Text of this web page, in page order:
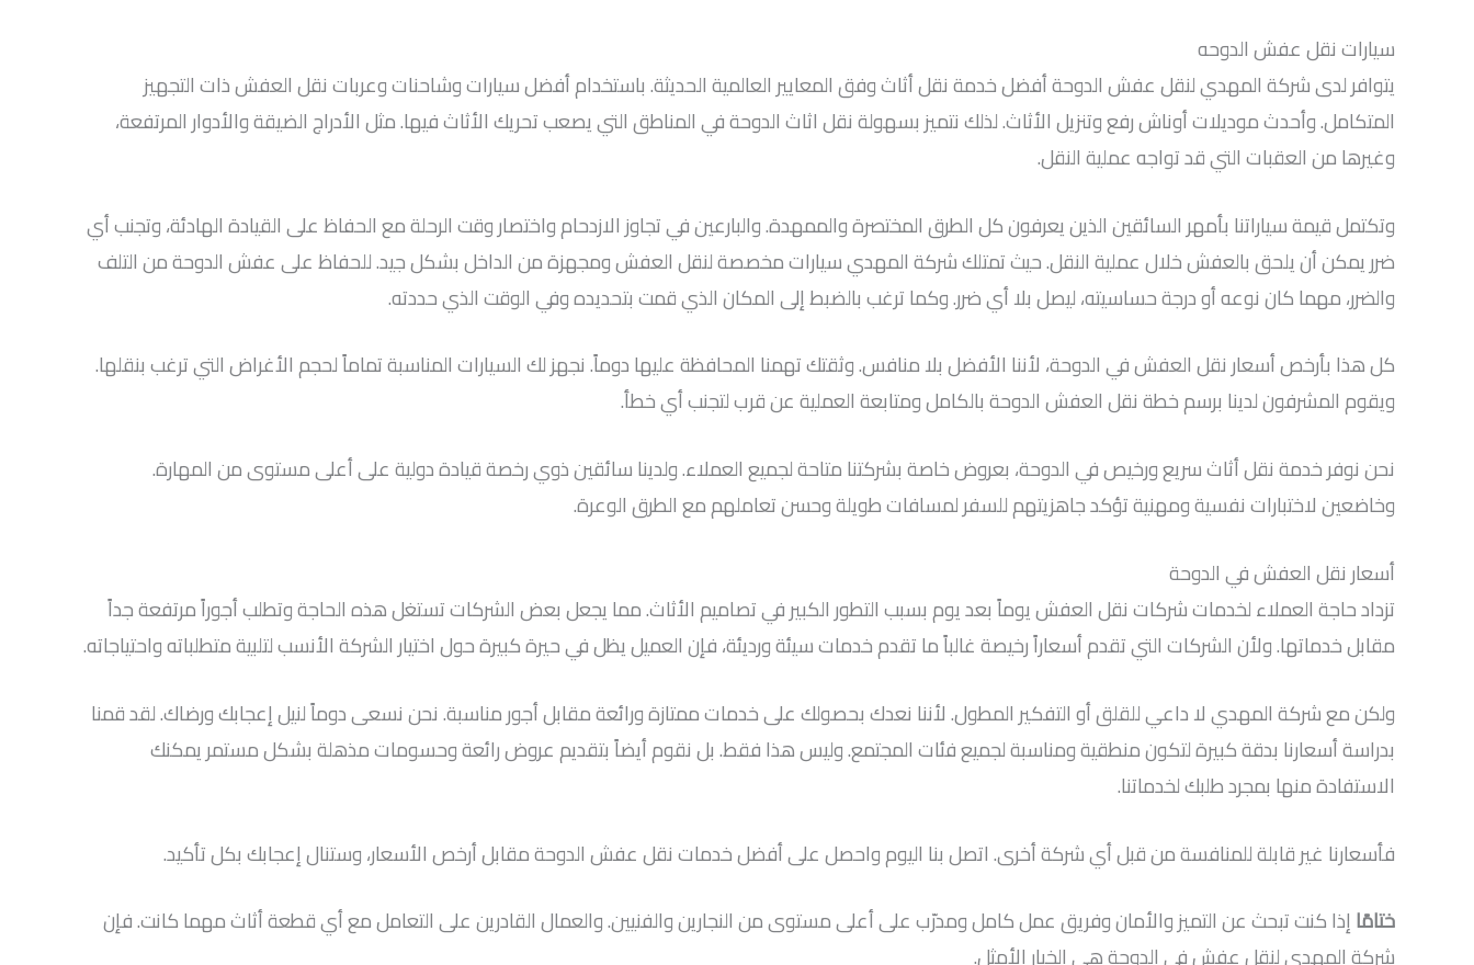
سيارات نقل عفش الدوحه
يتوافر لدى شركة المهدي لنقل عفش الدوحة أفضل خدمة نقل أثاث وفق المعايير العالمية الحديثة. باستخدام أفضل سيارات وشاحنات وعربات نقل العفش ذات التجهيز
المتكامل. وأحدث موديلات أوناش رفع وتنزيل الأثاث. لذلك نتميز بسهولة نقل اثاث الدوحة في المناطق التي يصعب تحريك الأثاث فيها. مثل الأدراج الضيقة والأدوار المرتفعة،
وغيرها من العقبات التي قد تواجه عملية النقل.
وتكتمل قيمة سياراتنا بأمهر السائقين الذين يعرفون كل الطرق المختصرة والممهدة. والبارعين في تجاوز الازدحام واختصار وقت الرحلة مع الحفاظ على القيادة الهادئة، وتجنب أي
ضرر يمكن أن يلحق بالعفش خلال عملية النقل. حيث تمتلك شركة المهدي سيارات مخصصة لنقل العفش ومجهزة من الداخل بشكل جيد. للحفاظ على عفش الدوحة من التلف
والضرر، مهما كان نوعه أو درجة حساسيته، ليصل بلا أي ضرر. وكما ترغب بالضبط إلى المكان الذي قمت بتحديده وفي الوقت الذي حددته.
كل هذا بأرخص أسعار نقل العفش في الدوحة، لأننا الأفضل بلا منافس. وثقتك تهمنا المحافظة عليها دوماً. نجهز لك السيارات المناسبة تماماً لحجم الأغراض التي ترغب بنقلها.
ويقوم المشرفون لدينا برسم خطة نقل العفش الدوحة بالكامل ومتابعة العملية عن قرب لتجنب أي خطأ.
نحن نوفر خدمة نقل أثاث سريع ورخيص في الدوحة، بعروض خاصة بشركتنا متاحة لجميع العملاء. ولدينا سائقين ذوي رخصة قيادة دولية على أعلى مستوى من المهارة.
وخاضعين لاختبارات نفسية ومهنية تؤكد جاهزيتهم للسفر لمسافات طويلة وحسن تعاملهم مع الطرق الوعرة.
أسعار نقل العفش في الدوحة
تزداد حاجة العملاء لخدمات شركات نقل العفش يوماً بعد يوم بسبب التطور الكبير في تصاميم الأثاث. مما يجعل بعض الشركات تستغل هذه الحاجة وتطلب أجوراً مرتفعة جداً
مقابل خدماتها. ولأن الشركات التي تقدم أسعاراً رخيصة غالباً ما تقدم خدمات سيئة ورديئة، فإن العميل يظل في حيرة كبيرة حول اختيار الشركة الأنسب لتلبية متطلباته واحتياجاته.
ولكن مع شركة المهدي لا داعي للقلق أو التفكير المطول. لأننا نعدك بحصولك على خدمات ممتازة ورائعة مقابل أجور مناسبة. نحن نسعى دوماً لنيل إعجابك ورضاك. لقد قمنا
بدراسة أسعارنا بدقة كبيرة لتكون منطقية ومناسبة لجميع فئات المجتمع. وليس هذا فقط. بل نقوم أيضاً بتقديم عروض رائعة وحسومات مذهلة بشكل مستمر يمكنك
الاستفادة منها بمجرد طلبك لخدماتنا.
فأسعارنا غير قابلة للمنافسة من قبل أي شركة أخرى. اتصل بنا اليوم واحصل على أفضل خدمات نقل عفش الدوحة مقابل أرخص الأسعار، وستنال إعجابك بكل تأكيد.
ختامًاإذا كنت تبحث عن التميز والأمان وفريق عمل كامل ومدرّب على أعلى مستوى من النجارين والفنيين. والعمال القادرين على التعامل مع أي قطعة أثاث مهما كانت. فإن
شركة المهدي لنقل عفش في الدوحة هي الخيار الأمثل.